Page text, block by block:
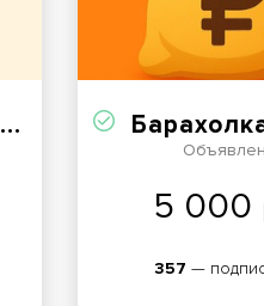
Барахолка и
5 000
357 —